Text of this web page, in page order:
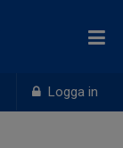
Logga in